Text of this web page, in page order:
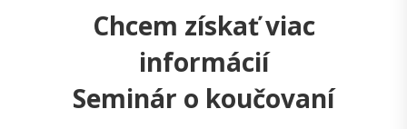
Chcem získať viac
informácií
Seminár o koučovaní